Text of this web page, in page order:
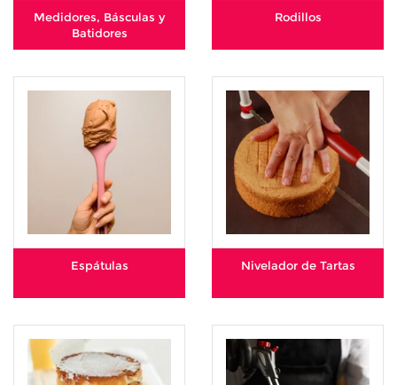
Medidores, Básculas y
Batidores
Rodillos
Espátulas Nivelador de Tartas